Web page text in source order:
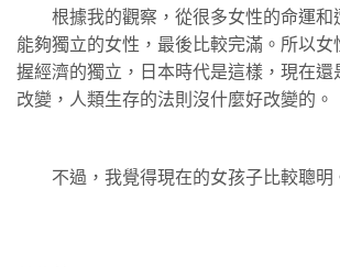
根據我的觀察，從很多女性的命運和
能夠獨立的女性，最後比較完滿。所以女
握經濟的獨立，日本時代是這樣，現在還
改變，人類生存的法則沒什麼好改變的。
不過，我覺得現在的女孩子比較聰明